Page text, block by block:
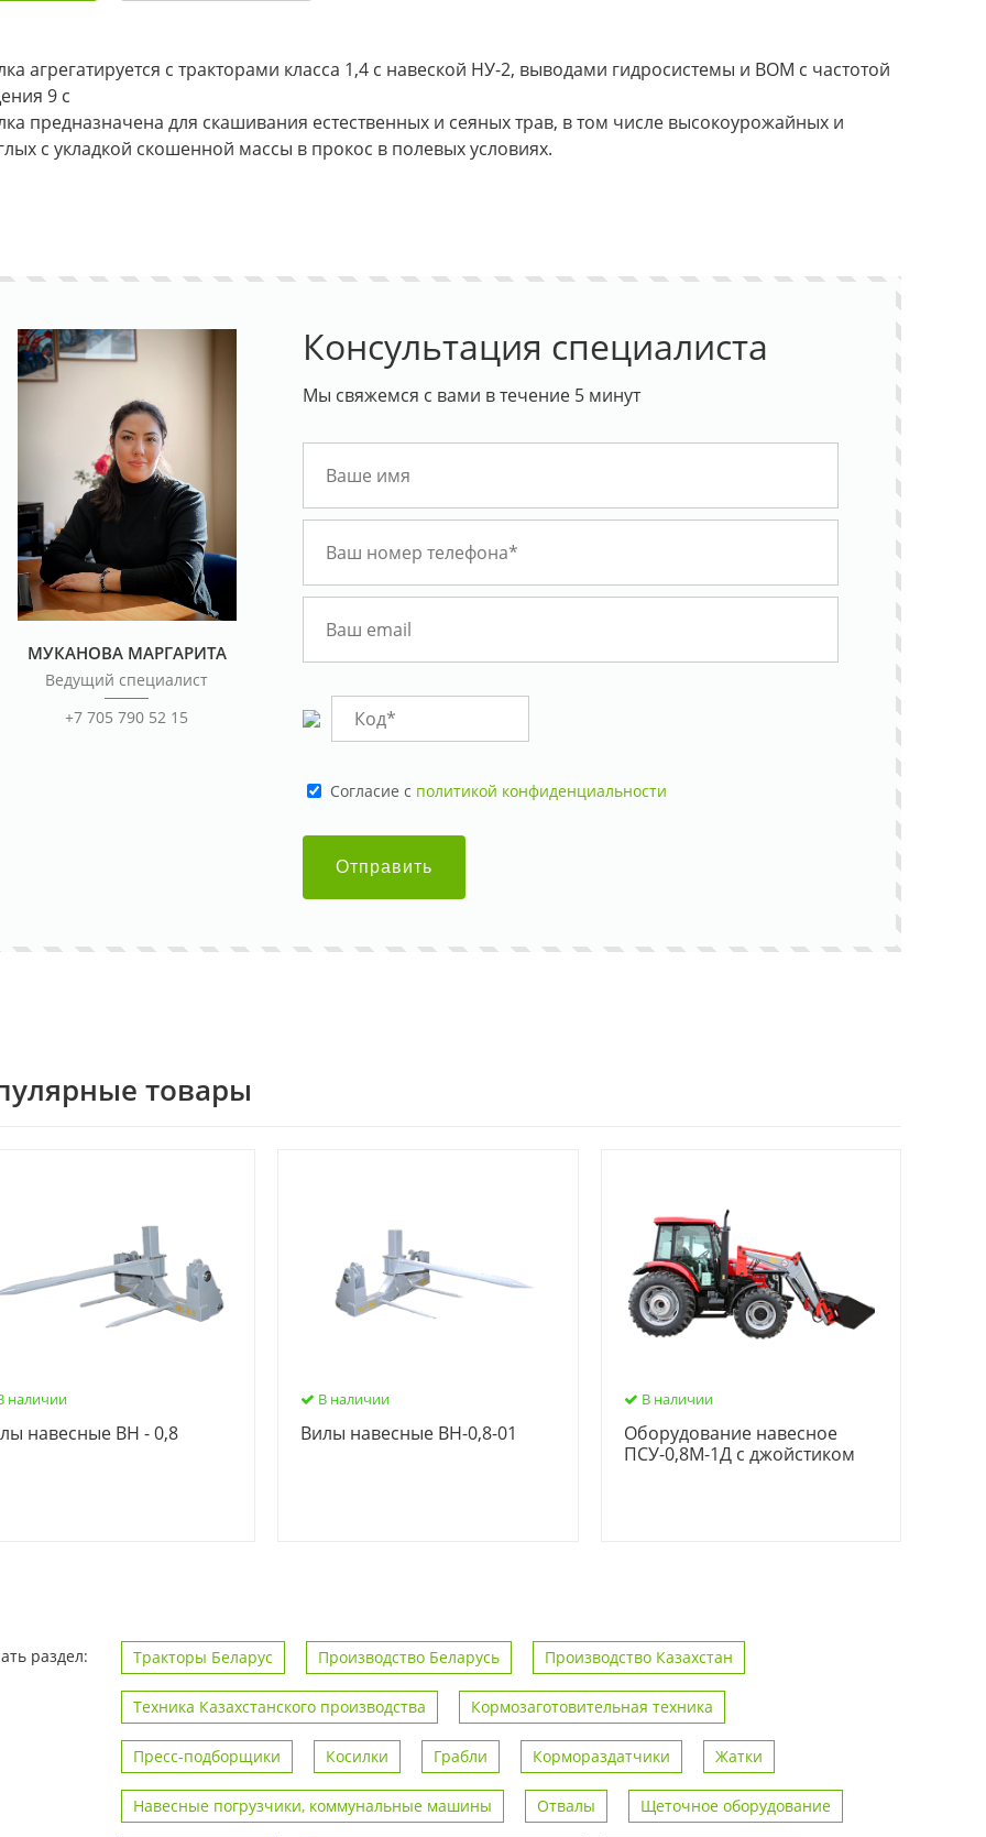
агрегатируется с тракторами класса 1,4 с навеской НУ-2, выводами гидросистемы и ВОМ с частотой
9 с
предназначена для скашивания естественных и сеяных трав, в том числе высокоурожайных и
с укладкой скошенной массы в прокос в полевых условиях.
МУКАНОВА МАРГАРИТА
Ведущий специалист
+7 705 790 52 15
Консультация специалиста
Мы свяжемся с вами в течение 5 минут
Cогласие с политикой конфиденциальности
Отправить
товары
наличии
навесные ВН - 0,8
В наличии
Вилы навесные ВН-0,8-01
В наличии
Оборудование навесное
ПСУ-0,8М-1Д с джойстиком
раздел: Тракторы Беларус Производство Беларусь Производство Казахстан
Техника Казахстанского производства Кормозаготовительная техника
Пресс-подборщики Косилки Грабли Кормораздатчики Жатки
Навесные погрузчики, коммунальные машины Отвалы Щеточное оборудование